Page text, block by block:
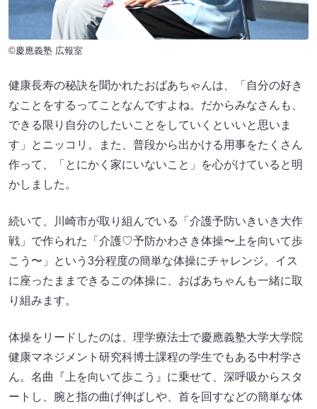
©慶應義塾 広報室
健康長寿の秘訣を聞かれたおばあちゃんは、「自分の好き
なことをするってことなんですよね。だからみなさんも、
できる限り自分のしたいことをしていくといいと思いま
す」とニッコリ。また、普段から出かける用事をたくさん
作って、「とにかく家にいないこと」を心がけていると明
かしました。
続いて、川崎市が取り組んでいる「介護予防いきいき大作
戦」で作られた「介護♡予防かわさき体操〜上を向いて歩
こう〜」という3分程度の簡単な体操にチャレンジ。イス
に座ったままできるこの体操に、おばあちゃんも一緒に取
り組みます。
体操をリードしたのは、理学療法士で慶應義塾大学大学院
健康マネジメント研究科博士課程の学生でもある中村学さ
ん。名曲『上を向いて歩こう』に乗せて、深呼吸からスタ
ートし、腕と指の曲げ伸ばしや、首を回すなどの簡単な体